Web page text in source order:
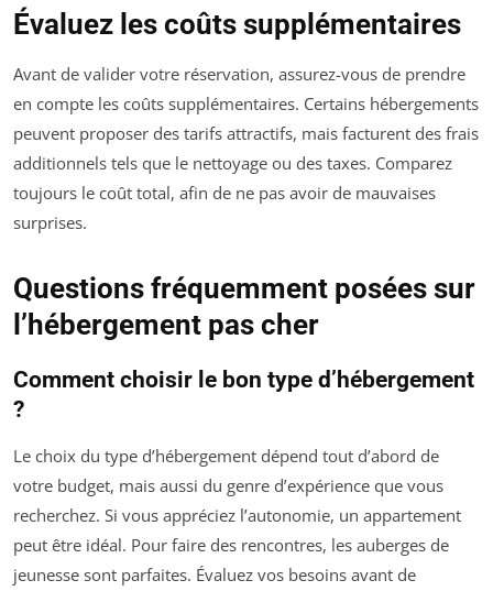
Évaluez les coûts supplémentaires
Avant de valider votre réservation, assurez-vous de prendre
en compte les coûts supplémentaires. Certains hébergements
peuvent proposer des tarifs attractifs, mais facturent des frais
additionnels tels que le nettoyage ou des taxes. Comparez
toujours le coût total, afin de ne pas avoir de mauvaises
surprises.
Questions fréquemment posées sur
l’hébergement pas cher
Comment choisir le bon type d’hébergement
?
Le choix du type d’hébergement dépend tout d’abord de
votre budget, mais aussi du genre d’expérience que vous
recherchez. Si vous appréciez l’autonomie, un appartement
peut être idéal. Pour faire des rencontres, les auberges de
jeunesse sont parfaites. Évaluez vos besoins avant de